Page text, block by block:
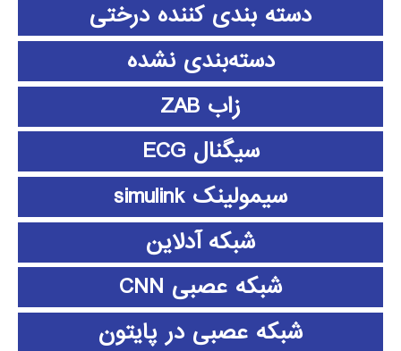
دسته بندی کننده درختی
دسته‌بندی نشده
زاب ZAB
سیگنال ECG
سیمولینک simulink
شبکه آدلاین
شبکه عصبی CNN
شبکه عصبی در پایتون